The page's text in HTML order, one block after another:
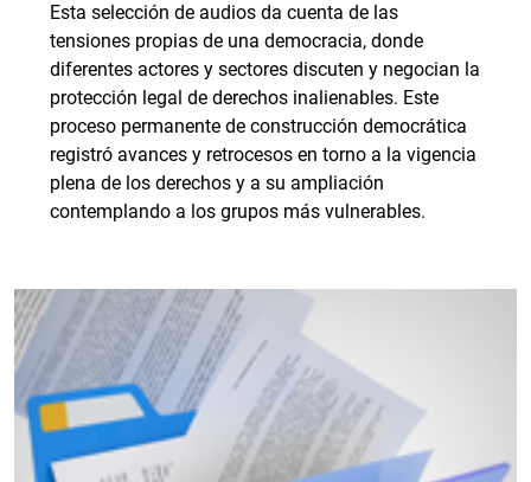
Esta selección de audios da cuenta de las
tensiones propias de una democracia, donde
diferentes actores y sectores discuten y negocian la
protección legal de derechos inalienables. Este
proceso permanente de construcción democrática
registró avances y retrocesos en torno a la vigencia
plena de los derechos y a su ampliación
contemplando a los grupos más vulnerables.